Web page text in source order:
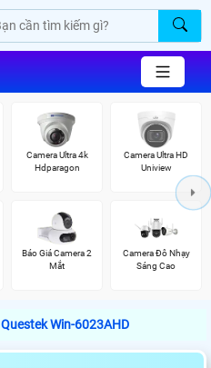
Camera Ultra 4k
Hdparagon
Camera Ultra HD
Uniview
Báo Giá Camera 2
Mắt
Camera Đô Nhạy
Sáng Cao
Questek Win-6023AHD